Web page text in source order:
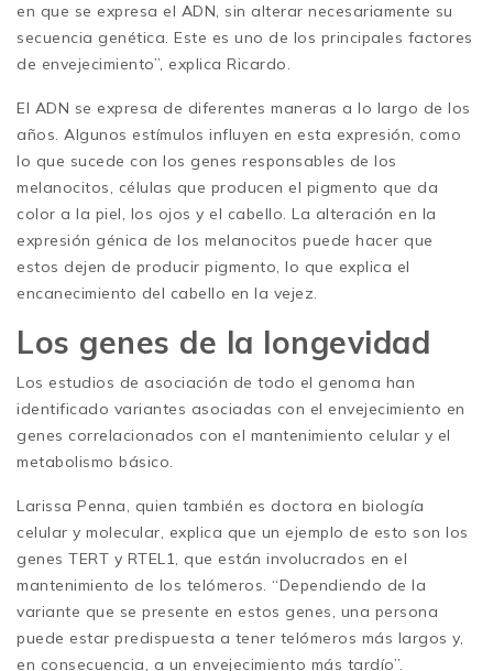
en que se expresa el ADN, sin alterar necesariamente su
secuencia genética. Este es uno de los principales factores
de envejecimiento”, explica Ricardo.
El ADN se expresa de diferentes maneras a lo largo de los
años. Algunos estímulos influyen en esta expresión, como
lo que sucede con los genes responsables de los
melanocitos, células que producen el pigmento que da
color a la piel, los ojos y el cabello. La alteración en la
expresión génica de los melanocitos puede hacer que
estos dejen de producir pigmento, lo que explica el
encanecimiento del cabello en la vejez.
Los genes de la longevidad
Los estudios de asociación de todo el genoma han
identificado variantes asociadas con el envejecimiento en
genes correlacionados con el mantenimiento celular y el
metabolismo básico.
Larissa Penna, quien también es doctora en biología
celular y molecular, explica que un ejemplo de esto son los
genes TERT y RTEL1, que están involucrados en el
mantenimiento de los telómeros. “Dependiendo de la
variante que se presente en estos genes, una persona
puede estar predispuesta a tener telómeros más largos y,
en consecuencia, a un envejecimiento más tardío”.